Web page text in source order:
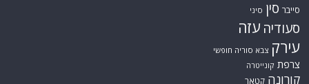
סייבר סין סיני
סעודיה עזה
עירק צבא סוריה חופשי
צרפת קונייטרה
קורונה קטאר